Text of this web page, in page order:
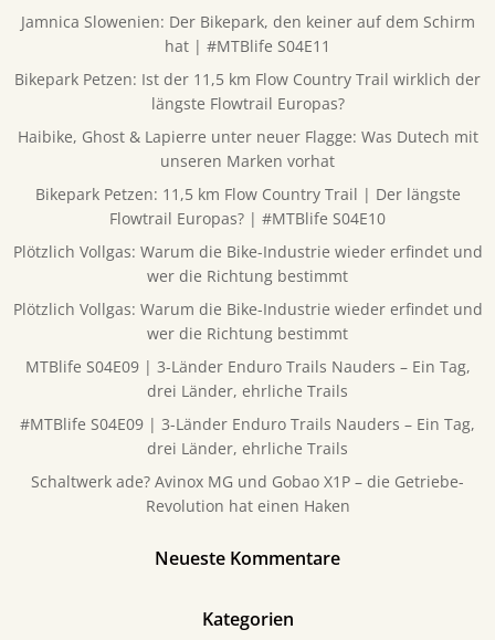
Jamnica Slowenien: Der Bikepark, den keiner auf dem Schirm
hat | #MTBlife S04E11
Bikepark Petzen: Ist der 11,5 km Flow Country Trail wirklich der
längste Flowtrail Europas?
Haibike, Ghost & Lapierre unter neuer Flagge: Was Dutech mit
unseren Marken vorhat
Bikepark Petzen: 11,5 km Flow Country Trail | Der längste
Flowtrail Europas? | #MTBlife S04E10
Plötzlich Vollgas: Warum die Bike-Industrie wieder erfindet und
wer die Richtung bestimmt
Plötzlich Vollgas: Warum die Bike-Industrie wieder erfindet und
wer die Richtung bestimmt
MTBlife S04E09 | 3-Länder Enduro Trails Nauders – Ein Tag,
drei Länder, ehrliche Trails
#MTBlife S04E09 | 3-Länder Enduro Trails Nauders – Ein Tag,
drei Länder, ehrliche Trails
Schaltwerk ade? Avinox MG und Gobao X1P – die Getriebe-
Revolution hat einen Haken
Neueste Kommentare
Kategorien